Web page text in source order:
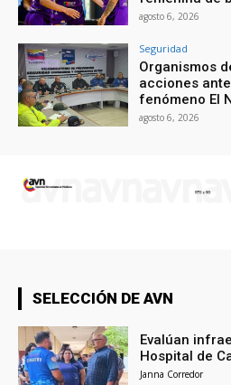
agosto 6, 2026
Seguridad
Organismos
acciones
fenómeno El
agosto 6, 2026
SELECCIÓN DE AVN
Evalúan
Hospital de
Janna Corredor